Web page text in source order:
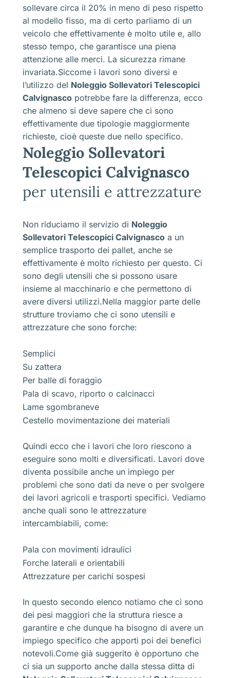
sollevare circa il 20% in meno di peso rispetto
al modello fisso, ma di certo parliamo di un
veicolo che effettivamente è molto utile e, allo
stesso tempo, che garantisce una piena
attenzione alle merci. La sicurezza rimane
invariata.Siccome i lavori sono diversi e
l’utilizzo del Noleggio Sollevatori Telescopici
Calvignasco potrebbe fare la differenza, ecco
che almeno si deve sapere che ci sono
effettivamente due tipologie maggiormente
richieste, cioè queste due nello specifico.
Noleggio Sollevatori
Telescopici Calvignasco
per utensili e attrezzature
Non riduciamo il servizio di Noleggio
Sollevatori Telescopici Calvignasco a un
semplice trasporto dei pallet, anche se
effettivamente è molto richiesto per questo. Ci
sono degli utensili che si possono usare
insieme al macchinario e che permettono di
avere diversi utilizzi.Nella maggior parte delle
strutture troviamo che ci sono utensili e
attrezzature che sono forche:
Semplici
Su zattera
Per balle di foraggio
Pala di scavo, riporto o calcinacci
Lame sgombraneve
Cestello movimentazione dei materiali
Quindi ecco che i lavori che loro riescono a
eseguire sono molti e diversificati. Lavori dove
diventa possibile anche un impiego per
problemi che sono dati da neve o per svolgere
dei lavori agricoli e trasporti specifici. Vediamo
anche quali sono le attrezzature
intercambiabili, come:
Pala con movimenti idraulici
Forche laterali e orientabili
Attrezzature per carichi sospesi
In questo secondo elenco notiamo che ci sono
dei pesi maggiori che la struttura riesce a
garantire e che dunque ha bisogno di avere un
impiego specifico che apporti poi dei benefici
notevoli.Come già suggerito è opportuno che
ci sia un supporto anche dalla stessa ditta di